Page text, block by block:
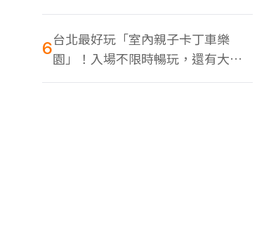
同框
6台北最好玩「室內親子卡丁車樂
園」！入場不限時暢玩，還有大螢
幕Switch遊戲區